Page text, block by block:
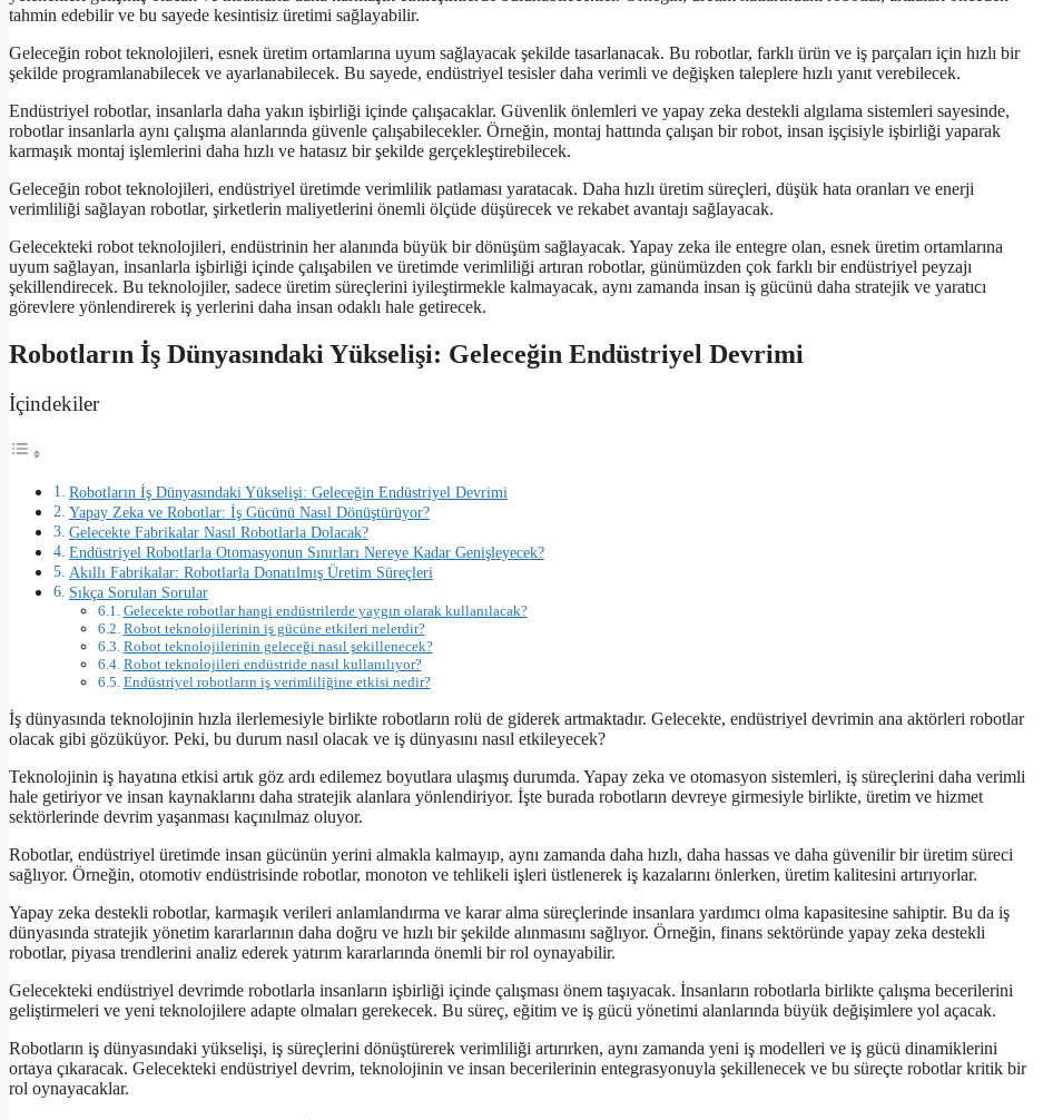
tahmin edebilir ve bu sayede kesintisiz üretimi sağlayabilir.
Geleceğin robot teknolojileri, esnek üretim ortamlarına uyum sağlayacak şekilde tasarlanacak. Bu robotlar, farklı ürün ve iş parçaları için hızlı bir
şekilde programlanabilecek ve ayarlanabilecek. Bu sayede, endüstriyel tesisler daha verimli ve değişken taleplere hızlı yanıt verebilecek.
Endüstriyel robotlar, insanlarla daha yakın işbirliği içinde çalışacaklar. Güvenlik önlemleri ve yapay zeka destekli algılama sistemleri sayesinde,
robotlar insanlarla aynı çalışma alanlarında güvenle çalışabilecekler. Örneğin, montaj hattında çalışan bir robot, insan işçisiyle işbirliği yaparak
karmaşık montaj işlemlerini daha hızlı ve hatasız bir şekilde gerçekleştirebilecek.
Geleceğin robot teknolojileri, endüstriyel üretimde verimlilik patlaması yaratacak. Daha hızlı üretim süreçleri, düşük hata oranları ve enerji
verimliliği sağlayan robotlar, şirketlerin maliyetlerini önemli ölçüde düşürecek ve rekabet avantajı sağlayacak.
Gelecekteki robot teknolojileri, endüstrinin her alanında büyük bir dönüşüm sağlayacak. Yapay zeka ile entegre olan, esnek üretim ortamlarına
uyum sağlayan, insanlarla işbirliği içinde çalışabilen ve üretimde verimliliği artıran robotlar, günümüzden çok farklı bir endüstriyel peyzajı
şekillendirecek. Bu teknolojiler, sadece üretim süreçlerini iyileştirmekle kalmayacak, aynı zamanda insan iş gücünü daha stratejik ve yaratıcı
görevlere yönlendirerek iş yerlerini daha insan odaklı hale getirecek.
Robotların İş Dünyasındaki Yükselişi: Geleceğin Endüstriyel Devrimi
İçindekiler
Robotların İş Dünyasındaki Yükselişi: Geleceğin Endüstriyel Devrimi
Yapay Zeka ve Robotlar: İş Gücünü Nasıl Dönüştürüyor?
Gelecekte Fabrikalar Nasıl Robotlarla Dolacak?
Endüstriyel Robotlarla Otomasyonun Sınırları Nereye Kadar Genişleyecek?
Akıllı Fabrikalar: Robotlarla Donatılmış Üretim Süreçleri
Sıkça Sorulan Sorular
Gelecekte robotlar hangi endüstrilerde yaygın olarak kullanılacak?
Robot teknolojilerinin iş gücüne etkileri nelerdir?
Robot teknolojilerinin geleceği nasıl şekillenecek?
Robot teknolojileri endüstride nasıl kullanılıyor?
Endüstriyel robotların iş verimliliğine etkisi nedir?
İş dünyasında teknolojinin hızla ilerlemesiyle birlikte robotların rolü de giderek artmaktadır. Gelecekte, endüstriyel devrimin ana aktörleri robotlar
olacak gibi gözüküyor. Peki, bu durum nasıl olacak ve iş dünyasını nasıl etkileyecek?
Teknolojinin iş hayatına etkisi artık göz ardı edilemez boyutlara ulaşmış durumda. Yapay zeka ve otomasyon sistemleri, iş süreçlerini daha verimli
hale getiriyor ve insan kaynaklarını daha stratejik alanlara yönlendiriyor. İşte burada robotların devreye girmesiyle birlikte, üretim ve hizmet
sektörlerinde devrim yaşanması kaçınılmaz oluyor.
Robotlar, endüstriyel üretimde insan gücünün yerini almakla kalmayıp, aynı zamanda daha hızlı, daha hassas ve daha güvenilir bir üretim süreci
sağlıyor. Örneğin, otomotiv endüstrisinde robotlar, monoton ve tehlikeli işleri üstlenerek iş kazalarını önlerken, üretim kalitesini artırıyorlar.
Yapay zeka destekli robotlar, karmaşık verileri anlamlandırma ve karar alma süreçlerinde insanlara yardımcı olma kapasitesine sahiptir. Bu da iş
dünyasında stratejik yönetim kararlarının daha doğru ve hızlı bir şekilde alınmasını sağlıyor. Örneğin, finans sektöründe yapay zeka destekli
robotlar, piyasa trendlerini analiz ederek yatırım kararlarında önemli bir rol oynayabilir.
Gelecekteki endüstriyel devrimde robotlarla insanların işbirliği içinde çalışması önem taşıyacak. İnsanların robotlarla birlikte çalışma becerilerini
geliştirmeleri ve yeni teknolojilere adapte olmaları gerekecek. Bu süreç, eğitim ve iş gücü yönetimi alanlarında büyük değişimlere yol açacak.
Robotların iş dünyasındaki yükselişi, iş süreçlerini dönüştürerek verimliliği artırırken, aynı zamanda yeni iş modelleri ve iş gücü dinamiklerini
ortaya çıkaracak. Gelecekteki endüstriyel devrim, teknolojinin ve insan becerilerinin entegrasyonuyla şekillenecek ve bu süreçte robotlar kritik bir
rol oynayacaklar.